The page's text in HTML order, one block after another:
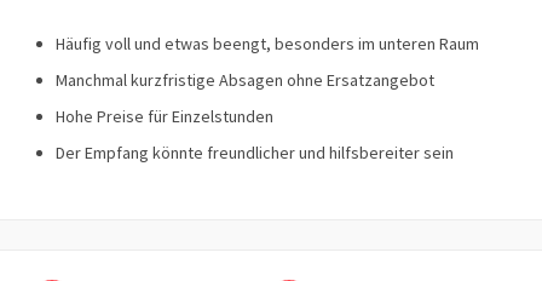
Häufig voll und etwas beengt, besonders im unteren Raum
Manchmal kurzfristige Absagen ohne Ersatzangebot
Hohe Preise für Einzelstunden
Der Empfang könnte freundlicher und hilfsbereiter sein